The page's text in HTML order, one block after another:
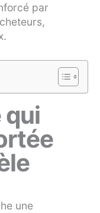
par
qui
une